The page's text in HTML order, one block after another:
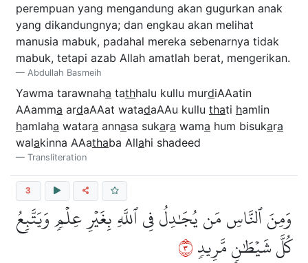
perempuan yang mengandung akan gugurkan anak
yang dikandungnya; dan engkau akan melihat
manusia mabuk, padahal mereka sebenarnya tidak
mabuk, tetapi azab Allah amatlah berat, mengerikan.
Abdullah Basmeih
Yawma tarawnaha tathhalu kullu murdiAAatin
AAamma ardaAAat watadaAAu kullu thati hamlin
hamlaha watara annasa sukara wama hum bisukara
walakinna AAathaba Allahi shadeed
Transliteration
3
وَمِنَ ٱلنَّاسِ مَن يُجَٰدِلُ فِي ٱللَّهِ بِغَيۡرِ عِلۡمٖ وَيَتَّبِعُ
كُلَّ شَيۡطَٰنٖ مَّرِيدٖ٣